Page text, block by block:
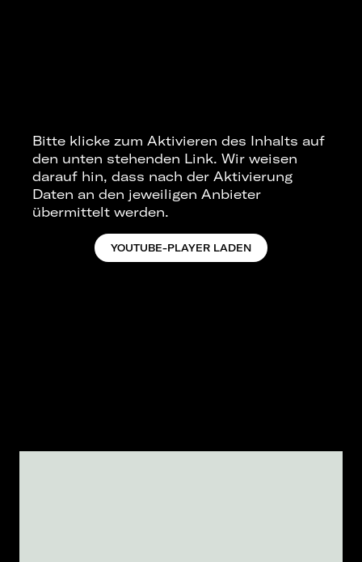
Bitte klicke zum Aktivieren des Inhalts auf
den unten stehenden Link. Wir weisen
darauf hin, dass nach der Aktivierung
Daten an den jeweiligen Anbieter
übermittelt werden.
YOUTUBE-PLAYER LADEN